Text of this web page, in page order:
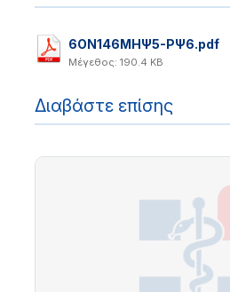
6ΟΝ146ΜΗΨ5-ΡΨ6.pdf
Μέγεθος: 190.4 KB
Διαβάστε επίσης